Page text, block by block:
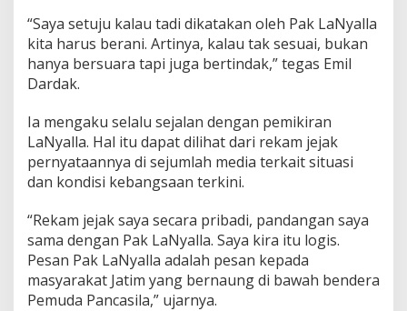
“Saya setuju kalau tadi dikatakan oleh Pak LaNyalla
kita harus berani. Artinya, kalau tak sesuai, bukan
hanya bersuara tapi juga bertindak,” tegas Emil
Dardak.
Ia mengaku selalu sejalan dengan pemikiran
LaNyalla. Hal itu dapat dilihat dari rekam jejak
pernyataannya di sejumlah media terkait situasi
dan kondisi kebangsaan terkini.
“Rekam jejak saya secara pribadi, pandangan saya
sama dengan Pak LaNyalla. Saya kira itu logis.
Pesan Pak LaNyalla adalah pesan kepada
masyarakat Jatim yang bernaung di bawah bendera
Pemuda Pancasila,” ujarnya.